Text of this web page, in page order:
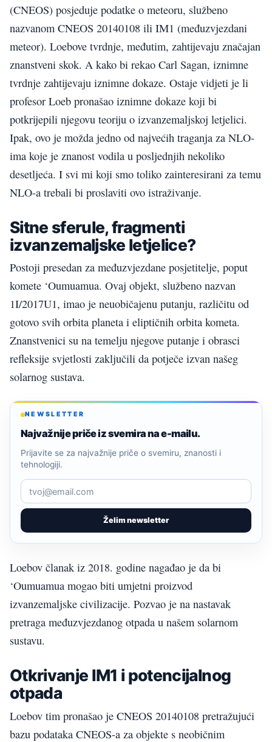
(CNEOS) posjeduje podatke o meteoru, službeno
nazvanom CNEOS 20140108 ili IM1 (međuzvjezdani
meteor). Loebove tvrdnje, međutim, zahtijevaju značajan
znanstveni skok. A kako bi rekao Carl Sagan, iznimne
tvrdnje zahtijevaju iznimne dokaze. Ostaje vidjeti je li
profesor Loeb pronašao iznimne dokaze koji bi
potkrijepili njegovu teoriju o izvanzemaljskoj letjelici.
Ipak, ovo je možda jedno od najvećih traganja za NLO-
ima koje je znanost vodila u posljednjih nekoliko
desetljeća. I svi mi koji smo toliko zainteresirani za temu
NLO-a trebali bi proslaviti ovo istraživanje.
Sitne sferule, fragmenti
izvanzemaljske letjelice?
Postoji presedan za međuzvjezdane posjetitelje, poput
komete ‘Oumuamua. Ovaj objekt, službeno nazvan
1I/2017U1, imao je neuobičajenu putanju, različitu od
gotovo svih orbita planeta i eliptičnih orbita kometa.
Znanstvenici su na temelju njegove putanje i obrasci
refleksije svjetlosti zaključili da potječe izvan našeg
solarnog sustava.
NEWSLETTER
Najvažnije priče iz svemira na e-mailu.
Želim newsletter
Prijavite se za najvažnije priče o svemiru, znanosti i
tehnologiji.
Loebov članak iz 2018. godine nagađao je da bi
‘Oumuamua mogao biti umjetni proizvod
izvanzemaljske civilizacije. Pozvao je na nastavak
pretraga međuzvjezdanog otpada u našem solarnom
sustavu.
Otkrivanje IM1 i potencijalnog
otpada
Loebov tim pronašao je CNEOS 20140108 pretražujući
bazu podataka CNEOS-a za objekte s neobičnim